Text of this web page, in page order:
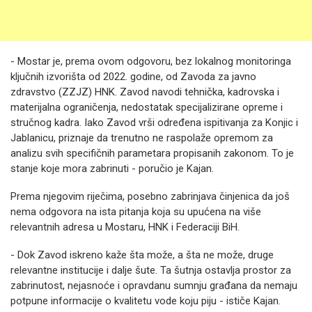
- Mostar je, prema ovom odgovoru, bez lokalnog monitoringa
ključnih izvorišta od 2022. godine, od Zavoda za javno
zdravstvo (ZZJZ) HNK. Zavod navodi tehnička, kadrovska i
materijalna ograničenja, nedostatak specijalizirane opreme i
stručnog kadra. Iako Zavod vrši određena ispitivanja za Konjic i
Jablanicu, priznaje da trenutno ne raspolaže opremom za
analizu svih specifičnih parametara propisanih zakonom. To je
stanje koje mora zabrinuti - poručio je Kajan.
Prema njegovim riječima, posebno zabrinjava činjenica da još
nema odgovora na ista pitanja koja su upućena na više
relevantnih adresa u Mostaru, HNK i Federaciji BiH.
- Dok Zavod iskreno kaže šta može, a šta ne može, druge
relevantne institucije i dalje šute. Ta šutnja ostavlja prostor za
zabrinutost, nejasnoće i opravdanu sumnju građana da nemaju
potpune informacije o kvalitetu vode koju piju - ističe Kajan.